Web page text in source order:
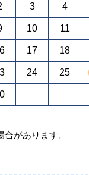
3 4
10 11
17 18
24 25
があります。